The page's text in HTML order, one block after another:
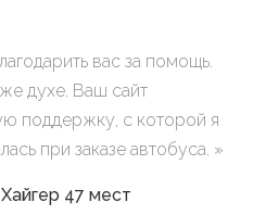
вас за помощь.
духе. Ваш сайт
поддержку, с которой я
при заказе автобуса.
47 мест